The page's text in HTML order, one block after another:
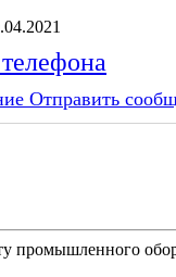
с 09.04.2021
Отправить
промышленного